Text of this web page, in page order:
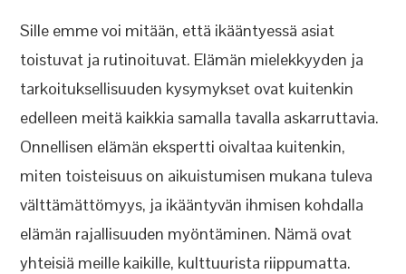
Sille emme voi mitään, että ikääntyessä asiat
toistuvat ja rutinoituvat. Elämän mielekkyyden ja
tarkoituksellisuuden kysymykset ovat kuitenkin
edelleen meitä kaikkia samalla tavalla askarruttavia.
Onnellisen elämän ekspertti oivaltaa kuitenkin,
miten toisteisuus on aikuistumisen mukana tuleva
välttämättömyys, ja ikääntyvän ihmisen kohdalla
elämän rajallisuuden myöntäminen. Nämä ovat
yhteisiä meille kaikille, kulttuurista riippumatta.